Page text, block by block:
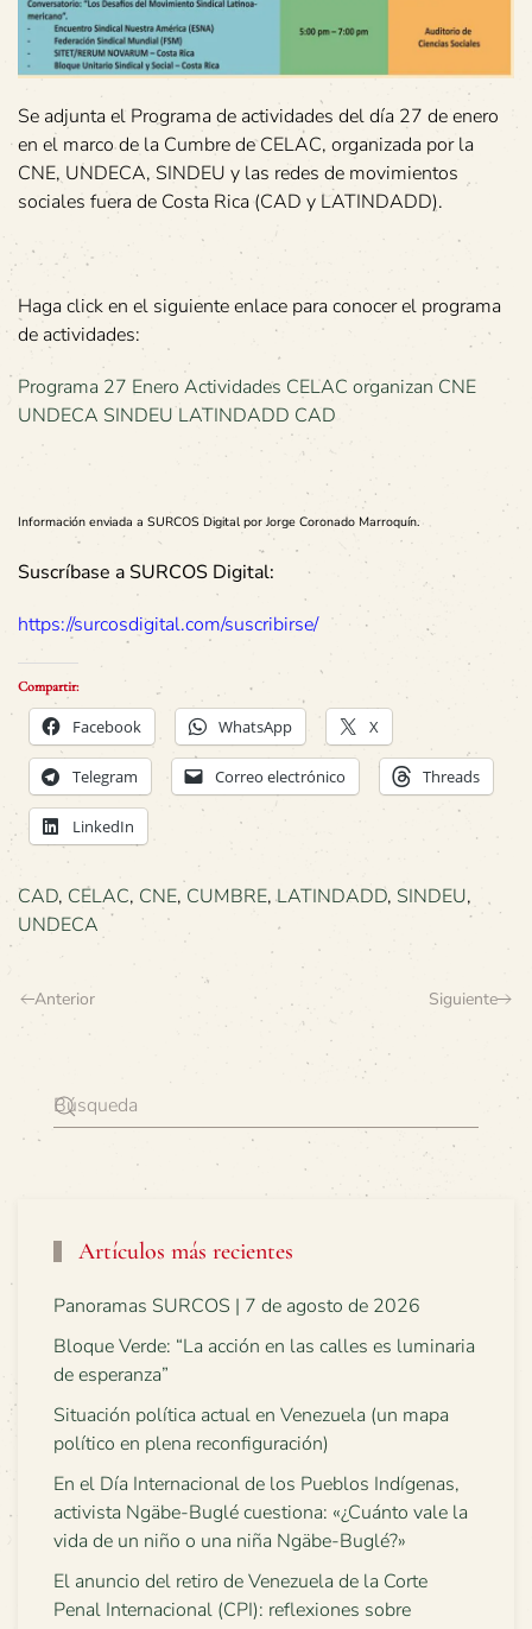
Se adjunta el Programa de actividades del día 27 de enero
en el marco de la Cumbre de CELAC, organizada por la
CNE, UNDECA, SINDEU y las redes de movimientos
sociales fuera de Costa Rica (CAD y LATINDADD).
Haga click en el siguiente enlace para conocer el programa
de actividades:
Programa 27 Enero Actividades CELAC organizan CNE
UNDECA SINDEU LATINDADD CAD
Información enviada a SURCOS Digital por Jorge Coronado Marroquín.
Suscríbase a SURCOS Digital:
https://surcosdigital.com/suscribirse/
Compartir:
Facebook WhatsApp X
Telegram Correo electrónico Threads
LinkedIn
CAD, CELAC, CNE, CUMBRE,LATINDADD, SINDEU,
UNDECA
Anterior Siguiente
Artículos más recientes
Panoramas SURCOS | 7 de agosto de 2026
Bloque Verde: “La acción en las calles es luminaria
de esperanza”
Situación política actual en Venezuela (un mapa
político en plena reconfiguración)
En el Día Internacional de los Pueblos Indígenas,
activista Ngäbe-Buglé cuestiona: «¿Cuánto vale la
vida de un niño o una niña Ngäbe-Buglé?»
El anuncio del retiro de Venezuela de la Corte
Penal Internacional (CPI): reflexiones sobre